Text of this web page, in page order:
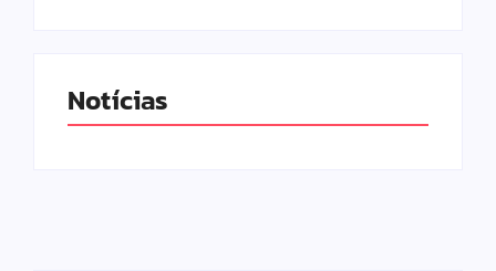
Notícias